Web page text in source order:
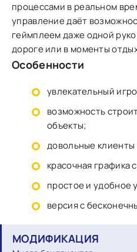
процессами в реальном
управление даёт
геймплеем даже одной
дороге или в моменты
Особенности
увлекательный
возможность
объекты;
довольные клиенты
красочная графика
простое и удобное
версия с
МОДИФИКАЦИЯ